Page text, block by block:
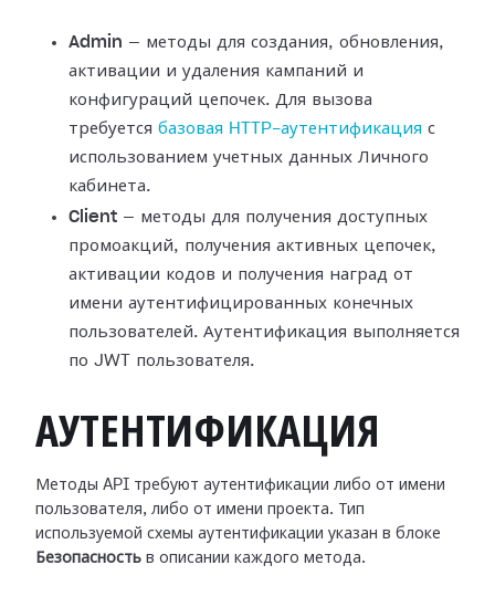
Admin — методы для создания, обновления,
активации и удаления кампаний и
конфигураций цепочек. Для вызова
требуется базовая HTTP-аутентификация с
использованием учетных данных Личного
кабинета.
Client — методы для получения доступных
промоакций, получения активных цепочек,
активации кодов и получения наград от
имени аутентифицированных конечных
пользователей. Аутентификация выполняется
по JWT пользователя.
АУТЕНТИФИКАЦИЯ
Методы API требуют аутентификации либо от имени
пользователя, либо от имени проекта. Тип
используемой схемы аутентификации указан в блоке
Безопасность в описании каждого метода.